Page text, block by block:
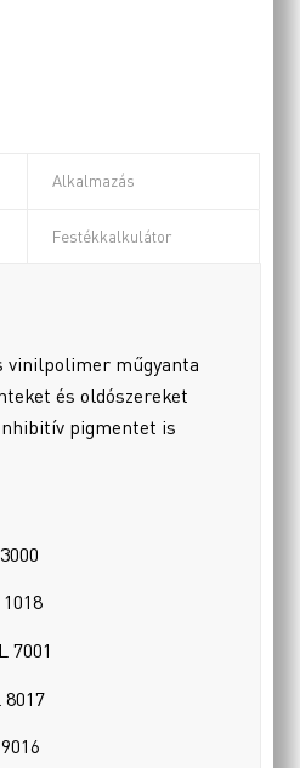
Alkalmazás
Festékkalkulátor
vinilpolimer műgyanta
és oldószereket
pigmentet is
7001